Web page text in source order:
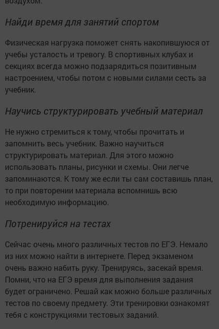
Найди время для занятий спортом
Физическая нагрузка поможет снять накопившуюся от
учебы усталость и тревогу. В спортивных клубах и
секциях всегда можно подзарядиться позитивным
настроением, чтобы потом с новыми силами сесть за
учебник.
Научись структурировать учебный материал
Не нужно стремиться к тому, чтобы прочитать и
запомнить весь учебник. Важно научиться
структурировать материал. Для этого можно
использовать планы, рисунки и схемы. Они легче
запоминаются. К тому же если ты сам составишь план,
то при повторении материала вспомнишь всю
необходимую информацию.
Потренируйся на тестах
Сейчас очень много различных тестов по ЕГЭ. Немало
из них можно найти в интернете. Перед экзаменом
очень важно набить руку. Тренируясь, засекай время.
Помни, что на ЕГЭ время для выполнения задания
будет ограничено. Решай как можно больше различных
тестов по своему предмету. Эти тренировки ознакомят
тебя с конструкциями тестовых заданий.